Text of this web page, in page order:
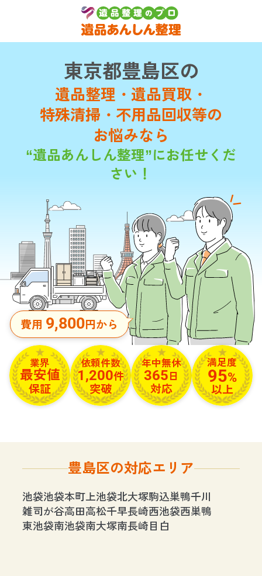
東京都豊島区の
遺品整理・遺品買取・
特殊清掃・不用品回収等の
お悩みなら
“遺品あんしん整理”にお任せくだ
さい！
費用 9,800円から
業界
最安値
保証
依頼件数
1,200件
突破
年中無休
365 日
対応
満足度
95%
以上
豊島区の対応エリア
池袋池袋本町上池袋北大塚駒込巣鴨千川
雑司が谷高田高松千早長崎西池袋西巣鴨
東池袋南池袋南大塚南長崎 目白